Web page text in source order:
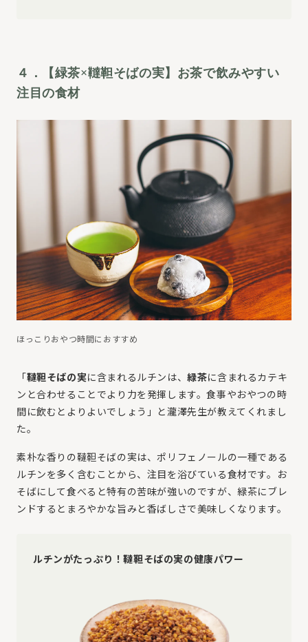
４．【緑茶×韃靼そばの実】お茶で飲みやすい
注目の食材
ほっこりおやつ時間におすすめ
「韃靼そばの実に含まれるルチンは、緑茶に含まれるカテキ
ンと合わせることでより力を発揮します。食事やおやつの時
間に飲むとよりよいでしょう」と瀧澤先生が教えてくれまし
た。
素朴な香りの韃靼そばの実は、ポリフェノールの一種である
ルチンを多く含むことから、注目を浴びている食材です。お
そばにして食べると特有の苦味が強いのですが、緑茶にブレ
ンドするとまろやかな旨みと香ばしさで美味しくなります。
ルチンがたっぷり！韃靼そばの実の健康パワー